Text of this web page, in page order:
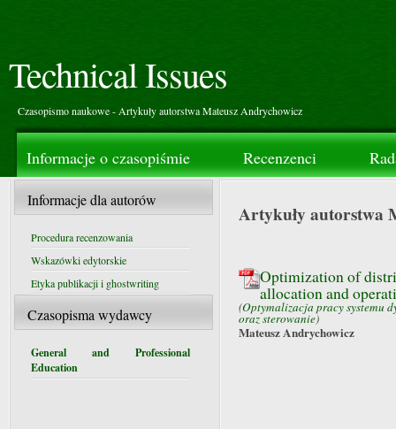
Technical Issues
Czasopismo naukowe - Artykuły autorstwa Mateusz Andrychowicz
Informacje o czasopiśmie Recenzenci
Informacje dla autorów
Procedura recenzowania
Wskazówki edytorskie
Etyka publikacji i ghostwriting
Czasopisma wydawcy
General and Professional
Education
Artykuły autorstwa
Optimization of
allocation and
(Optymalizacja pracy systemu
oraz sterowanie)
Mateusz Andrychowicz